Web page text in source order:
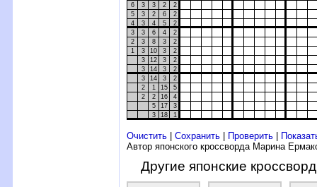
6
3 3 2
2
5
3 2 6
2
4
3 4 5
2
3
3 6 4
2
2
3 8 3
2
1
3 10 3
2
3
12 3
2
3
14 3
2
3
14 3
2
2
1 15
5
2
2 16
4
5
17
3
3
18 1
Очистить Сохранить Проверить
Автор японского кроссворда Марина
Другие японские